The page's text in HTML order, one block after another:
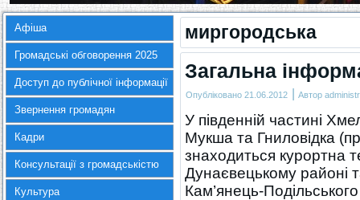
Афіша
Громадські обговорення 2025
Доступ до публічної інформації
Звернення громадян
Кадри
Консультації з громадськістю
Культура
миргородська
Загальна
Опубліковано 21.06.2012 | Автор
У південній частині
Мукша та Гниловідка
знаходиться курортна
Дунаєвецькому районі
Кам’янець-